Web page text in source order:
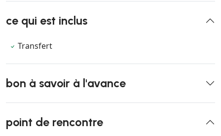
ce qui est inclus
Transfert
bon à savoir à l'avance
point de rencontre